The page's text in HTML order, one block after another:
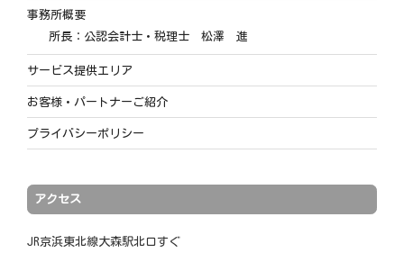
事務所概要
所長：公認会計士・税理士 松澤 進
サービス提供エリア
お客様・パートナーご紹介
プライバシーポリシー
アクセス
JR京浜東北線大森駅北口すぐ